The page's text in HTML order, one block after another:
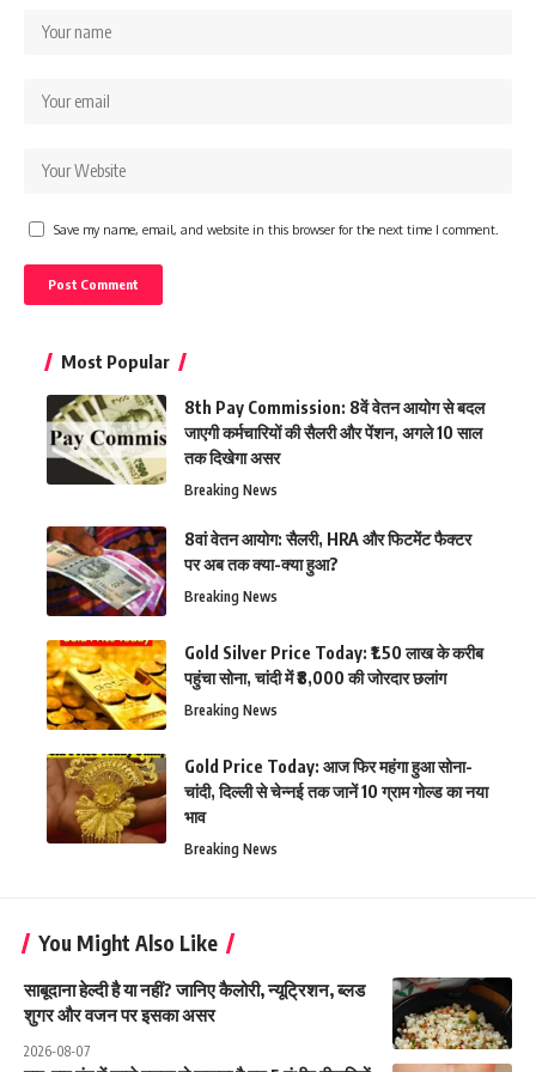
Save my name, email, and website in this browser for the next time I comment.
Most Popular
8th Pay Commission: 8वें वेतन आयोग से बदल
जाएगी कर्मचारियों की सैलरी और पेंशन, अगले 10 साल
तक दिखेगा असर
Breaking News
8वां वेतन आयोग: सैलरी, HRA और फिटमेंट फैक्टर
पर अब तक क्या-क्या हुआ?
Breaking News
Gold Silver Price Today: ₹1.50 लाख के करीब
पहुंचा सोना, चांदी में ₹8,000 की जोरदार छलांग
Breaking News
Gold Price Today: आज फिर महंगा हुआ सोना-
चांदी, दिल्ली से चेन्नई तक जानें 10 ग्राम गोल्ड का नया
भाव
Breaking News
You Might Also Like
साबूदाना हेल्दी है या नहीं? जानिए कैलोरी, न्यूट्रिशन, ब्लड
शुगर और वजन पर इसका असर
2026-08-07